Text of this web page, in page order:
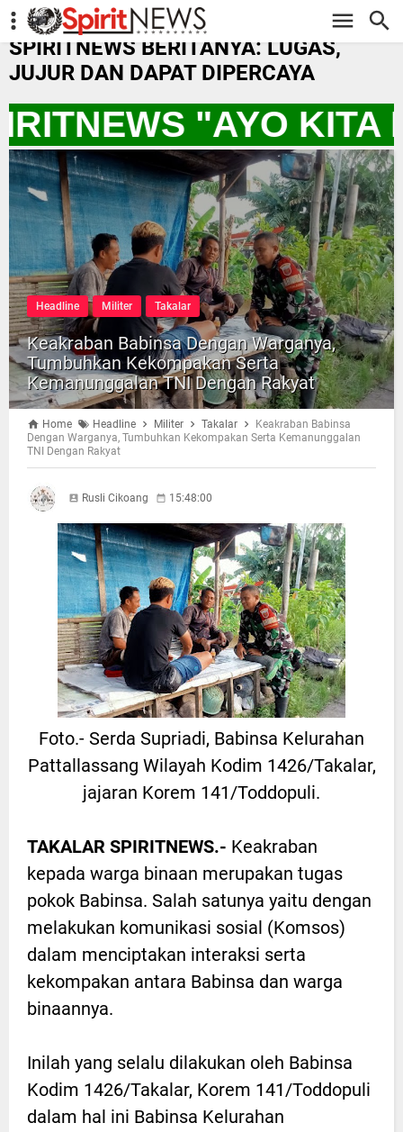
-->
SPIRITNEWS BERITANYA: LUGAS,
JUJUR DAN DAPAT DIPERCAYA
"AYO KITA
Headline Militer Takalar
Keakraban Babinsa Dengan Warganya,
Tumbuhkan Kekompakan Serta
Kemanunggalan TNI Dengan Rakyat
Home Headline Militer Takalar
Keakraban Babinsa
Dengan Warganya, Tumbuhkan Kekompakan Serta Kemanunggalan
TNI Dengan Rakyat
Rusli Cikoang 15:48:00
Foto.- Serda Supriadi, Babinsa Kelurahan
Pattallassang Wilayah Kodim 1426/Takalar,
jajaran Korem 141/Toddopuli.
TAKALAR SPIRITNEWS.- Keakraban
kepada warga binaan merupakan tugas
pokok Babinsa. Salah satunya yaitu dengan
melakukan komunikasi sosial (Komsos)
dalam menciptakan interaksi serta
kekompakan antara Babinsa dan warga
binaannya.
Inilah yang selalu dilakukan oleh Babinsa
Kodim 1426/Takalar, Korem 141/Toddopuli
dalam hal ini Babinsa Kelurahan